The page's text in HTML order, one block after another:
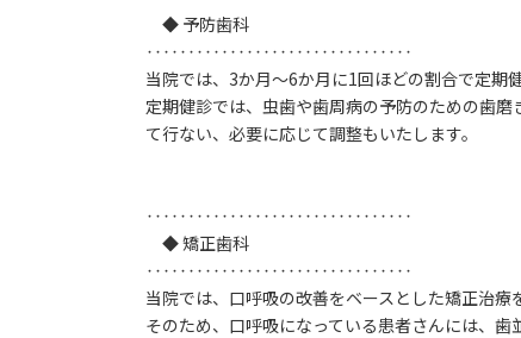
◆ 予防歯科
‥‥‥‥‥‥‥‥‥‥‥‥‥‥‥‥
当院では、3か月～6か月に1回ほどの割合で定期
定期健診では、虫歯や歯周病の予防のための歯
て行ない、必要に応じて調整もいたします。
‥‥‥‥‥‥‥‥‥‥‥‥‥‥‥‥
◆ 矯正歯科
‥‥‥‥‥‥‥‥‥‥‥‥‥‥‥‥
当院では、口呼吸の改善をベースとした矯正治療
そのため、口呼吸になっている患者さんには、歯